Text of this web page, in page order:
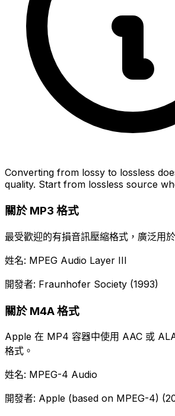
Converting from lossy to lossless
quality. Start from lossless source
關於 MP3 格式
最受歡迎的有損音訊壓縮格式，廣泛用
姓名: MPEG Audio Layer III
開發者: Fraunhofer Society (1993)
關於 M4A 格式
Apple 在 MP4 容器中使用 AAC 或
格式。
姓名: MPEG-4 Audio
開發者: Apple (based on MPEG-4)